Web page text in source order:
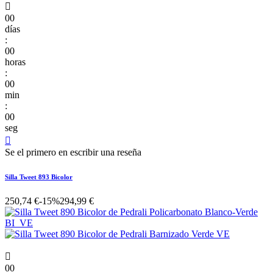

00
días
:
00
horas
:
00
min
:
00
seg

Se el primero en escribir una reseña
Silla Tweet 893 Bicolor
250,74 €-15%294,99 €

00